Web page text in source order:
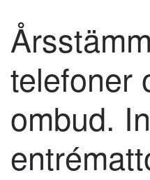
telefoner
ombud.